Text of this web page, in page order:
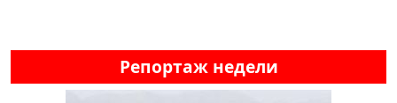
Репортаж недели